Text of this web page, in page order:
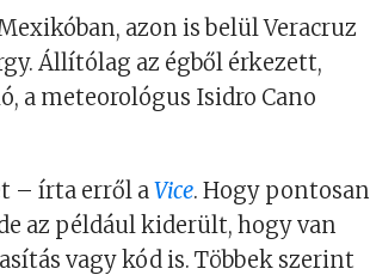
azon is belül Veracruz
Állítólag az égből érkezett,
a meteorológus Isidro Cano
– írta erről aVice. Hogy pontosan
az például kiderült, hogy van
vagy kód is. Többek szerint